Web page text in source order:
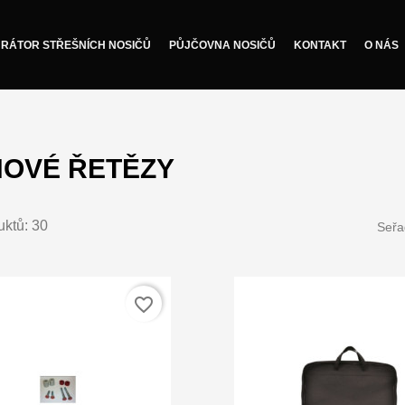
STŘEŠNÍCH NOSIČŮ PŮJČOVNA NOSIČŮ KONTAKT O NÁS
ŘETĚZY
30
favorite_border